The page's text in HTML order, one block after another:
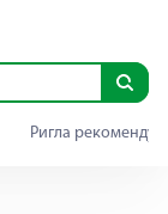
Ригла